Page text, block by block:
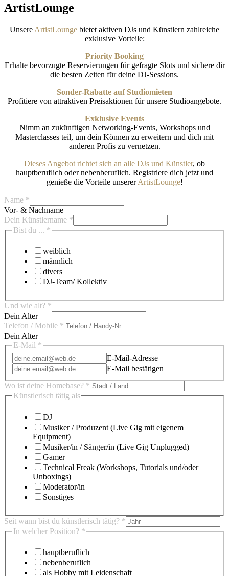
ArtistLounge
Unsere ArtistLounge bietet aktiven DJs und Künstlern zahlreiche
exklusive Vorteile:
Priority Booking
Erhalte bevorzugte Reservierungen für gefragte Slots und sichere dir
die besten Zeiten für deine DJ-Sessions.
Sonder-Rabatte auf Studiomieten
Profitiere von attraktiven Preisaktionen für unsere Studioangebote.
Exklusive Events
Nimm an zukünftigen Networking-Events, Workshops und
Masterclasses teil, um dein Können zu erweitern und dich mit
anderen Profis zu vernetzen.
Dieses Angebot richtet sich an alle DJs und Künstler, ob
hauptberuflich oder nebenberuflich. Registriere dich jetzt und
genieße die Vorteile unsererArtistLounge!
Name *
Vor- & Nachname
Dein Künstlername *
Bist du ... *
weiblich
männlich
divers
DJ-Team/ Kollektiv
Und wie alt? *
Dein Alter
Telefon / Mobile *
Dein Alter
E-Mail *
E-Mail-Adresse
E-Mail bestätigen
Wo ist deine Homebase? *
Künstlerisch tätig als
DJ
Musiker / Produzent (Live Gig mit eigenem
Equipment)
Musiker/in / Sänger/in (Live Gig Unplugged)
Gamer
Technical Freak (Workshops, Tutorials und/oder
Unboxings)
Moderator/in
Sonstiges
Seit wann bist du künstlerisch tätig? *
In welcher Position? *
hauptberuflich
nebenberuflich
als Hobby mit Leidenschaft